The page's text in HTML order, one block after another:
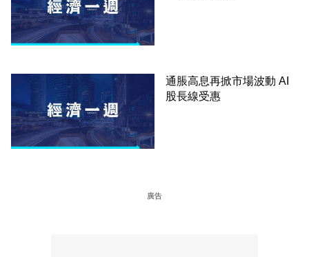
通脹高息再掀市場波動 AI
股長線受惠
廣告